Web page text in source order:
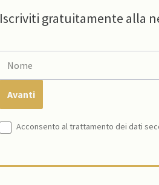
Iscriviti gratuitamente alla
Acconsento al trattamento dei dati